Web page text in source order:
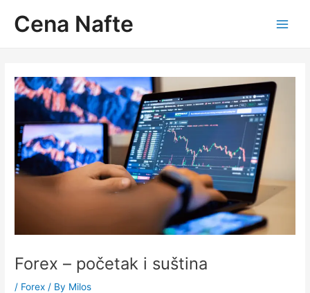
Cena Nafte
Forex – početak i suština
/ Forex / By Milos